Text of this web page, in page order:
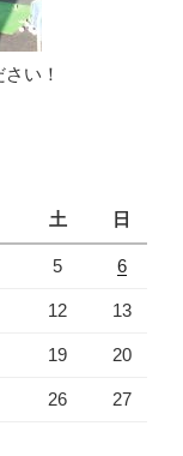
い！
土 日
5 6
12 13
19 20
26 27